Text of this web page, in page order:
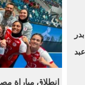
انطلاق مباراة